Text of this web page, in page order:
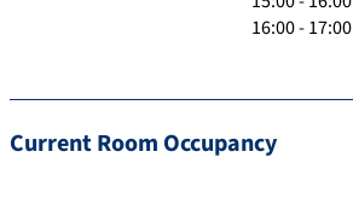
16:00 - 17:00
Current Room Occupancy